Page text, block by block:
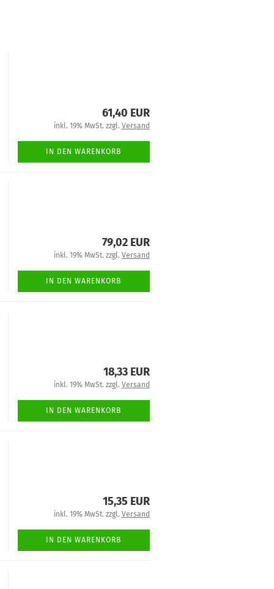
61,40 EUR
inkl. 19% MwSt. zzgl. Versand
IN DEN WARENKORB
79,02 EUR
inkl. 19% MwSt. zzgl. Versand
IN DEN WARENKORB
18,33 EUR
inkl. 19% MwSt. zzgl. Versand
IN DEN WARENKORB
15,35 EUR
inkl. 19% MwSt. zzgl. Versand
IN DEN WARENKORB